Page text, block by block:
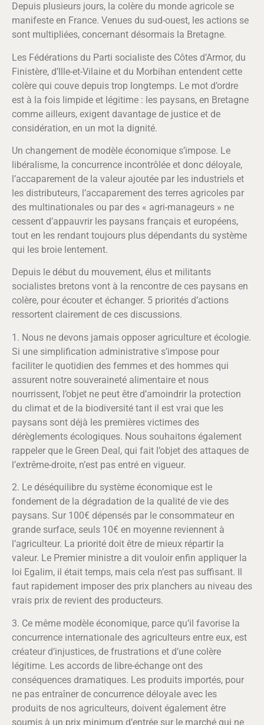
Depuis plusieurs jours, la colère du monde agricole se
manifeste en France. Venues du sud-ouest, les actions se
sont multipliées, concernant désormais la Bretagne.
Les Fédérations du Parti socialiste des Côtes d’Armor, du
Finistère, d’Ille-et-Vilaine et du Morbihan entendent cette
colère qui couve depuis trop longtemps. Le mot d’ordre
est à la fois limpide et légitime : les paysans, en Bretagne
comme ailleurs, exigent davantage de justice et de
considération, en un mot la dignité.
Un changement de modèle économique s’impose. Le
libéralisme, la concurrence incontrôlée et donc déloyale,
l’accaparement de la valeur ajoutée par les industriels et
les distributeurs, l’accaparement des terres agricoles par
des multinationales ou par des « agri-manageurs » ne
cessent d’appauvrir les paysans français et européens,
tout en les rendant toujours plus dépendants du système
qui les broie lentement.
Depuis le début du mouvement, élus et militants
socialistes bretons vont à la rencontre de ces paysans en
colère, pour écouter et échanger. 5 priorités d’actions
ressortent clairement de ces discussions.
1. Nous ne devons jamais opposer agriculture et écologie.
Si une simplification administrative s’impose pour
faciliter le quotidien des femmes et des hommes qui
assurent notre souveraineté alimentaire et nous
nourrissent, l’objet ne peut être d’amoindrir la protection
du climat et de la biodiversité tant il est vrai que les
paysans sont déjà les premières victimes des
dérèglements écologiques. Nous souhaitons également
rappeler que le Green Deal, qui fait l’objet des attaques de
l’extrême-droite, n’est pas entré en vigueur.
2. Le déséquilibre du système économique est le
fondement de la dégradation de la qualité de vie des
paysans. Sur 100€ dépensés par le consommateur en
grande surface, seuls 10€ en moyenne reviennent à
l’agriculteur. La priorité doit être de mieux répartir la
valeur. Le Premier ministre a dit vouloir enfin appliquer la
loi Egalim, il était temps, mais cela n’est pas suffisant. Il
faut rapidement imposer des prix planchers au niveau des
vrais prix de revient des producteurs.
3. Ce même modèle économique, parce qu’il favorise la
concurrence internationale des agriculteurs entre eux, est
créateur d’injustices, de frustrations et d’une colère
légitime. Les accords de libre-échange ont des
conséquences dramatiques. Les produits importés, pour
ne pas entraîner de concurrence déloyale avec les
produits de nos agriculteurs, doivent également être
soumis à un prix minimum d’entrée sur le marché qui ne